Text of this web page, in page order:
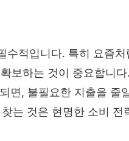
수적입니다. 특히 요즘처
보하는 것이 중요합니
면, 불필요한 지출을 줄
찾는 것은 현명한 소비 전